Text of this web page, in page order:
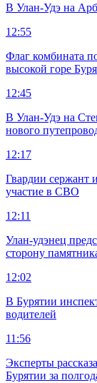
В Улан-Удэ на
12:55
Флаг комбината
высокой горе
12:45
В Улан-Удэ на
нового
12:17
Гвардии сержант
участие в СВО
12:11
Улан-удэнец
сторону
12:02
В Бурятии
водителей
11:56
Эксперты
Бурятии за